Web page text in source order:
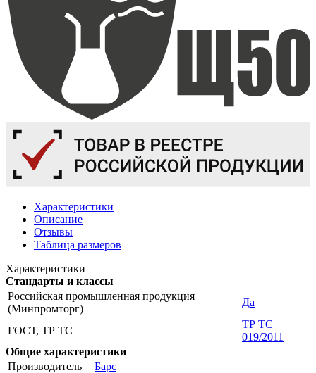
Характеристики
Описание
Отзывы
Таблица размеров
Характеристики
Стандарты и классы
Российская промышленная продукция
(Минпромторг)
Да
ГОСТ, ТР ТС
ТР ТС
019/2011
Общие характеристики
Производитель
Барс